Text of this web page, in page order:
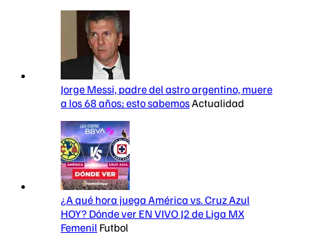
Jorge Messi, padre del astro argentino, muere
a los 68 años; esto sabemosActualidad
¿A qué hora juega América vs. Cruz Azul
HOY? Dónde ver EN VIVO J2 de Liga MX
Femenil Futbol